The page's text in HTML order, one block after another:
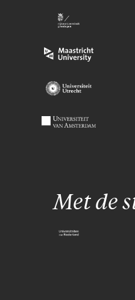
Met de